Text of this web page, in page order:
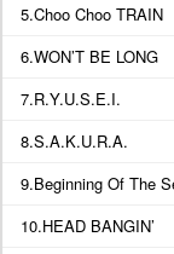
5.Choo Choo TRAIN
6.WON’T BE LONG
7.R.Y.U.S.E.I.
8.S.A.K.U.R.A.
9.Beginning Of The
10.HEAD BANGIN’